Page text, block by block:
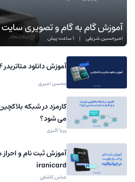
آموزش گام به گام و تصویری سایت Exocharts
امیرحسین شریفی | 1 ساعت پیش
آموزش دانلود متاتریدر 4 آمارکتس
محسن امیری
کارمزد در شبکه
می شود؟
پریا اکبری
آموزش ثبت نام و احراز
iranicard
عباس کاشفی